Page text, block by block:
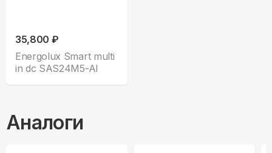
35,800 ₽
Energolux Smart multi
in dc SAS24M5-AI
Аналоги